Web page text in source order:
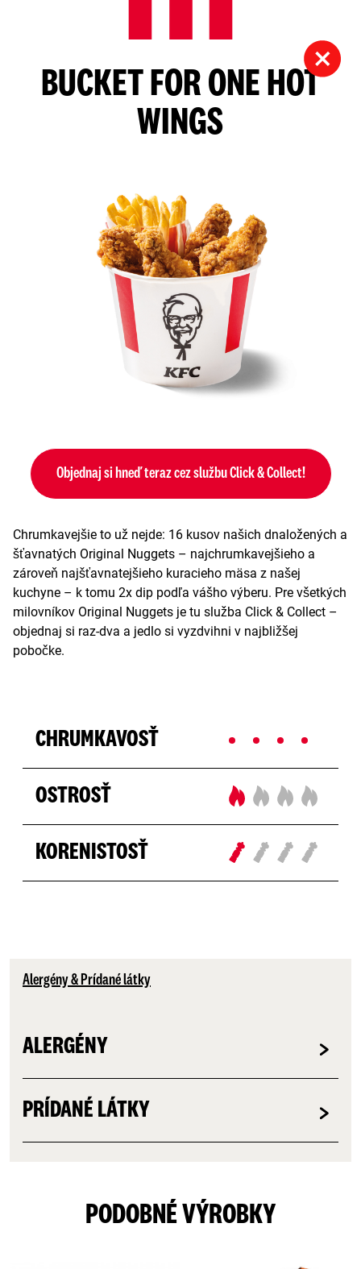
BUCKET FOR ONE HOT
WINGS
Objednaj si hneď teraz cez službu Click & Collect!
Chrumkavejšie to už nejde: 16 kusov našich dnaložených a
šťavnatých Original Nuggets – najchrumkavejšieho a
zároveň najšťavnatejšieho kuracieho mäsa z našej
kuchyne – k tomu 2x dip podľa vášho výberu. Pre všetkých
milovníkov Original Nuggets je tu služba Click & Collect –
objednaj si raz-dva a jedlo si vyzdvihni v najbližšej
pobočke.
CHRUMKAVOSŤ
OSTROSŤ
KORENISTOSŤ
Alergény & Prídané látky
ALERGÉNY
PRÍDANÉ LÁTKY
PODOBNÉ VÝROBKY